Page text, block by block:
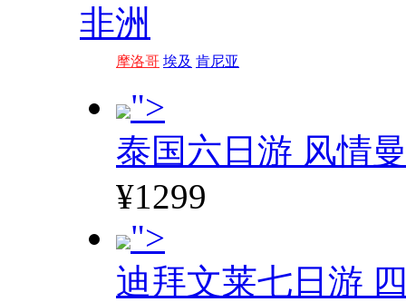
非洲
摩洛哥 埃及 肯尼亚
">
泰国六日游 风情
¥1299
">
迪拜文莱七日游